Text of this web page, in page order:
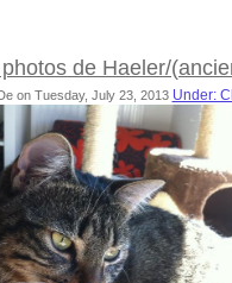
de Haeler/
on Tuesday, July 23, 2013 Under: